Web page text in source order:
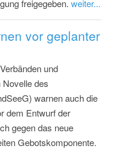
freigegeben. weiter...
vor geplanter
und
Novelle des
warnen auch die
dem Entwurf der
gegen das neue
Gebotskomponente.